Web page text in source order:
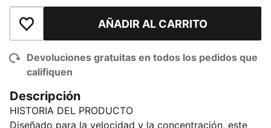
Añadir a la lista de deseosAÑADIR AL CARRITO
Devoluciones gratuitas en todos los pedidos que
califiquen
Descripción
HISTORIA DEL PRODUCTO
Diseñado para la velocidad y la concentración, este